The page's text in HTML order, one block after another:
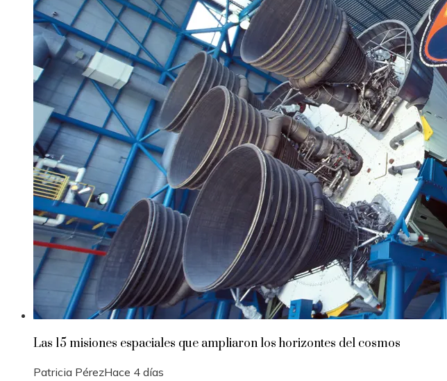
Las 15 misiones espaciales que ampliaron los horizontes del cosmos
Patricia PérezHace 4 días